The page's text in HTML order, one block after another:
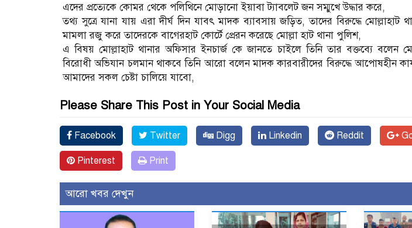
এদের প্রত্যেকে কোমর থেকে পলিথিনে মোড়ানো ইয়াবা ট্যাবলেট জন সম্মুখে উদ্ধার করে,
তথ্য সুত্রে যানা যায় এরা দীর্ঘ দিন যাবৎ মাদক ব্যাবসায় জড়িত, তাদের বিরুদ্ধে মোল্লাহাট
মামলা রজু করে তাদেরকে বাগেরহাট কোর্টে প্রেরন করেছে মোল্লা হাট থানা পুলিশ,
এ বিষয় মোল্লাহাট থানার অফিসার ইনচার্জ কে জানতে চাইলে তিনি তার বক্তব্যে বলেন
বিরোধী অভিযান চলমান থাকবে তিনি আরো বলেন মাদক কারবারীদের বিরুদ্ধে আপোষহীন
আমাদের সকল চেষ্টা চালিয়ে যাবো,
Please Share This Post in Your Social Media
Facebook Twitter Digg Linkedin Reddit
Pinterest Print
আরো খবর দেখুন